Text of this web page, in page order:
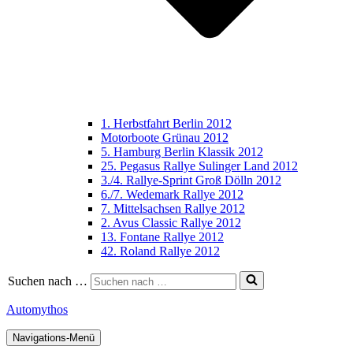
1. Herbstfahrt Berlin 2012
Motorboote Grünau 2012
5. Hamburg Berlin Klassik 2012
25. Pegasus Rallye Sulinger Land 2012
3./4. Rallye-Sprint Groß Dölln 2012
6./7. Wedemark Rallye 2012
7. Mittelsachsen Rallye 2012
2. Avus Classic Rallye 2012
13. Fontane Rallye 2012
42. Roland Rallye 2012
Suchen nach …
Automythos
Navigations-Menü